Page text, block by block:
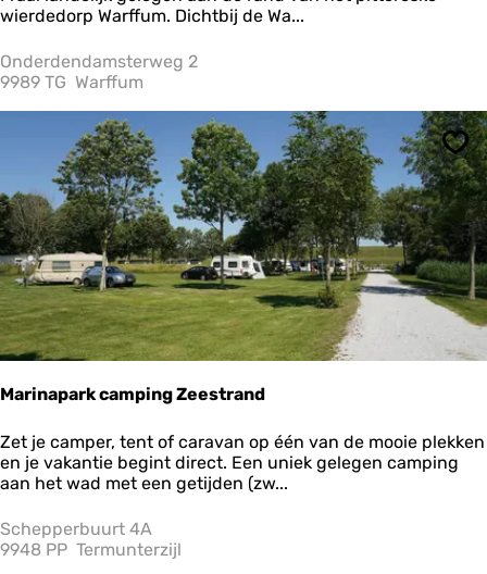
m
Z
u
d
o
r
n
wierdedorp Warffum. Dichtbij de Wa...
Onderdendamsterweg 2
9989 TG Warffum
Marinapark camping Zeestrand
M
a
r
n
a
Zet je camper, tent of caravan op één van de mooie plekken
en je vakantie begint direct. Een uniek gelegen camping
aan het wad met een getijden (zw...
Schepperbuurt 4A
9948 PP Termunterzijl